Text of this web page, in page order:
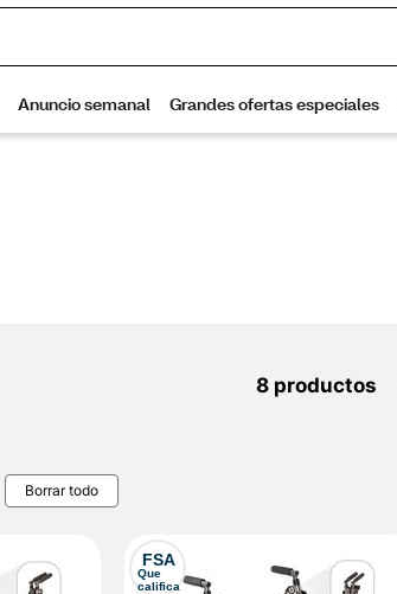
8 productos
Borrar todo
FSA
Que
califica